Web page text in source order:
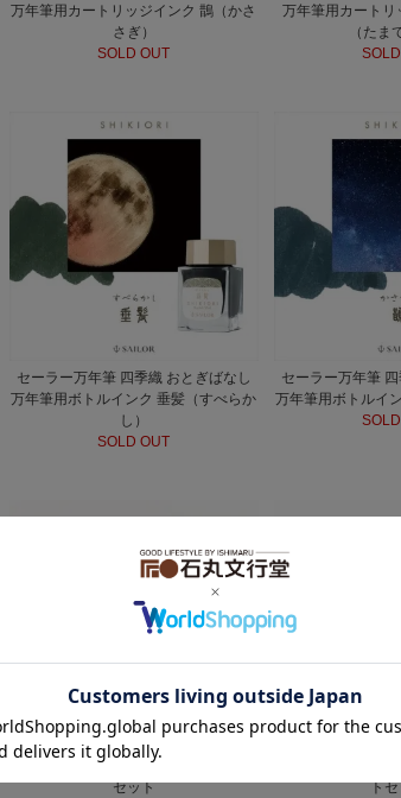
万年筆用カートリッジインク 鵲（かさ
さぎ）
SOLD OUT
万年筆用カートリ
（たま
セーラー万年筆 四季織 おとぎばなし
万年筆用ボトルインク 垂髪（すべらか
し）
SOLD OUT
セーラー万年筆
万年筆用ボトルイ
サンビー INK BIYORI スタンプ 化学系
セット
サンビー INK
ト